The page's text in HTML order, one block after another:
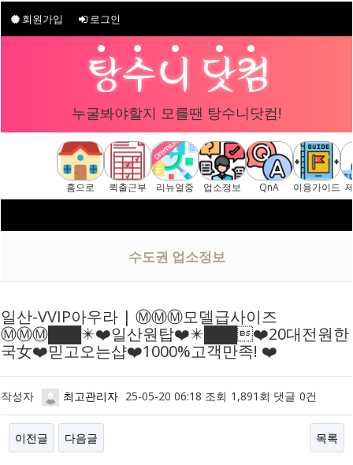
회원가입 로그인
누굴봐야할지 모를땐 탕수니닷컴!
홈으로 퀵출근부 리뉴얼중 업소정보 QnA 이용가이드
수도권 업소정보
일산-VVIP아우라 | Ⓜ️Ⓜ️Ⓜ️모델급사이즈
Ⓜ️Ⓜ️Ⓜ️███✴️❤️일산원탑❤️✴️███❤️20대전원한
국女❤️믿고오는샵❤️1000%고객만족! ❤️
작성자 최고관리자 25-05-20 06:18 조회 1,891회 댓글 0건
이전글 다음글 목록